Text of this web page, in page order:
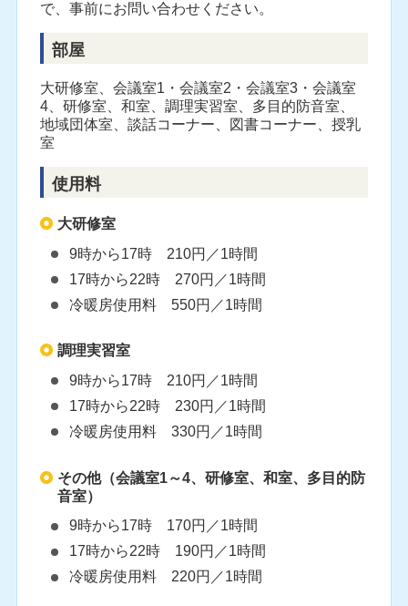
で、事前にお問い合わせください。
部屋
大研修室、会議室1・会議室2・会議室3・会議室
4、研修室、和室、調理実習室、多目的防音室、
地域団体室、談話コーナー、図書コーナー、授乳
室
使用料
大研修室
9時から17時 210円／1時間
17時から22時 270円／1時間
冷暖房使用料 550円／1時間
調理実習室
9時から17時 210円／1時間
17時から22時 230円／1時間
冷暖房使用料 330円／1時間
その他（会議室1～4、研修室、和室、多目的防
音室）
9時から17時 170円／1時間
17時から22時 190円／1時間
冷暖房使用料 220円／1時間